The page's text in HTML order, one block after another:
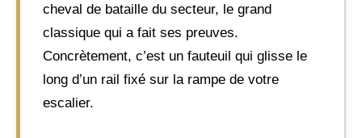
cheval de bataille du secteur, le grand
classique qui a fait ses preuves.
Concrètement, c’est un fauteuil qui glisse le
long d’un rail fixé sur la rampe de votre
escalier.